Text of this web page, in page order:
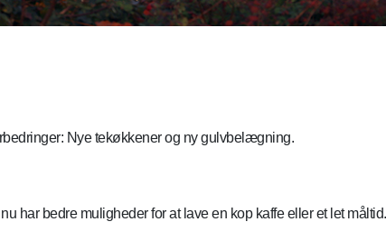
Nye tekøkkener og ny gulvbelægning.
har bedre muligheder for at lave en kop kaffe eller et let måltid.